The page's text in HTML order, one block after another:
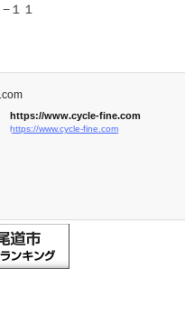
１１
https://www.cycle-fine.com
https://www.cycle-fine.com